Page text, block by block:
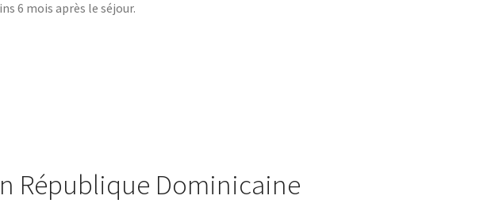
6 mois après le séjour.
République Dominicaine